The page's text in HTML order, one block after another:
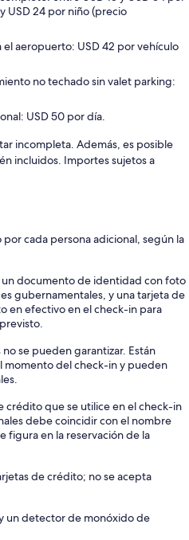
USD 24 por niño (precio
el aeropuerto: USD 42 por vehículo
no techado sin valet parking:
USD 50 por día.
incompleta. Además, es posible
incluidos. Importes sujetos a
cada persona adicional, según la
un documento de identidad con foto
gubernamentales, y una tarjeta de
en efectivo en el check-in para
se pueden garantizar. Están
momento del check-in y pueden
crédito que se utilice en el check-in
debe coincidir con el nombre
figura en la reservación de la
de crédito; no se acepta
un detector de monóxido de